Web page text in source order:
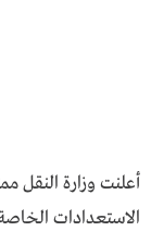
أعلنت وزارة النقل
الاستعدادات